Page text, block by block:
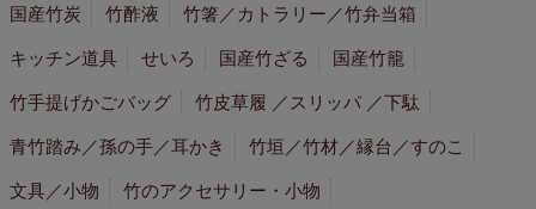
国産竹炭 竹酢液 竹箸／カトラリー／竹弁当箱
キッチン道具 せいろ 国産竹ざる 国産竹籠
竹手提げかごバッグ 竹皮草履 ／スリッパ ／下駄
青竹踏み／孫の手／耳かき 竹垣／竹材／縁台／すのこ
文具／小物 竹のアクセサリー・小物